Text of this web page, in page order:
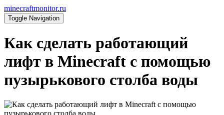
minecraftmonitor.ru
Toggle Navigation
Как сделать работающий
лифт в Minecraft с помощью
пузырькового столба воды